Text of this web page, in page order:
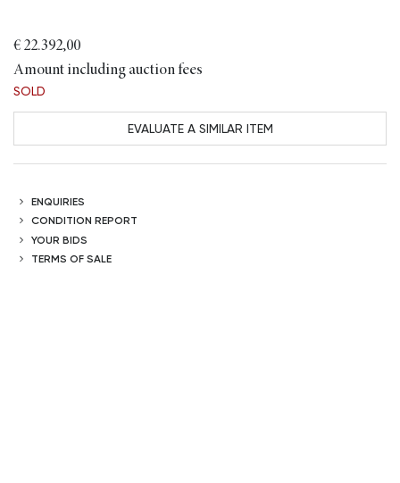
€ 22.392,00
Amount including auction fees
SOLD
EVALUATE A SIMILAR ITEM
ENQUIRIES
CONDITION REPORT
YOUR BIDS
TERMS OF SALE